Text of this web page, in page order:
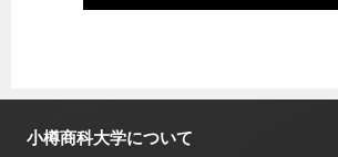
小樽商科大学について